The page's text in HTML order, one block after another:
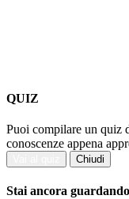
QUIZ
Puoi compilare un quiz
conoscenze appena
Chiudi
Stai ancora